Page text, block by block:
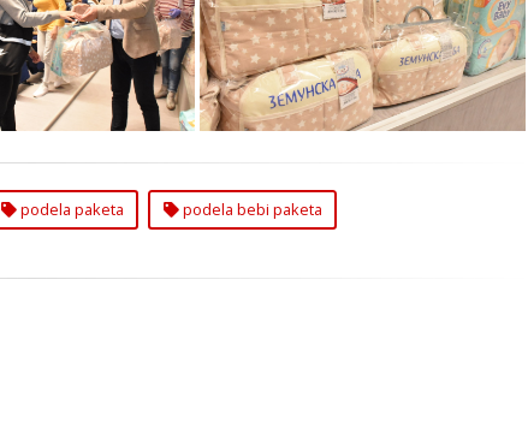
u Zemunu Podela Bebi Paketa u Zemunu
podela paketa podela bebi paketa